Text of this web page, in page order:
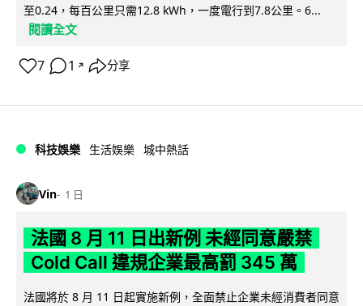
至0.24，每百公里只需12.8 kWh，一度電行到7.8公里。6...
閱讀全文
7 1 ↗ 分享
科技娛樂 生活娛樂 城中熱話
Vin 1 日
法國 8 月 11 日出新例 未經同意嚴禁
Cold Call 違規企業最高罰 345 萬
法國將於 8 月 11 日起實施新例，全面禁止企業未經消費者同意